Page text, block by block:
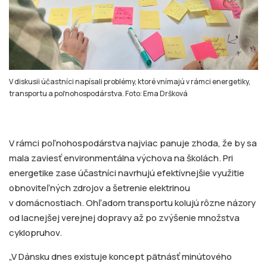
V diskusii účastníci napísali problémy, ktoré vnímajú v rámci energetiky,
transportu a poľnohospodárstva. Foto: Ema Dršková
V rámci poľnohospodárstva najviac panuje zhoda, že by sa
mala zaviesť environmentálna výchova na školách. Pri
energetike zase účastníci navrhujú efektívnejšie využitie
obnoviteľných zdrojov a šetrenie elektrinou
v domácnostiach. Ohľadom transportu kolujú rôzne názory
od lacnejšej verejnej dopravy až po zvýšenie množstva
cyklopruhov.
„V Dánsku dnes existuje koncept pätnásť minútového